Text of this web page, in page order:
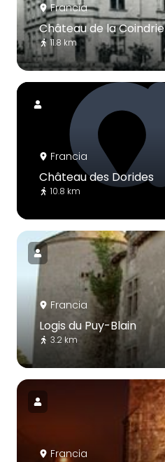
Francia
Château de la Coindrie
11.8 km
Francia
Château des Dorides
10.8 km
Francia
Logis du Puy-Blain
3.2 km
Francia